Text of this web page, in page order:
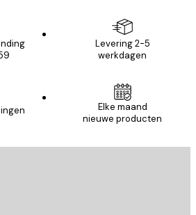
Levering 2-5
werkdagen
Elke maand
nieuwe producten